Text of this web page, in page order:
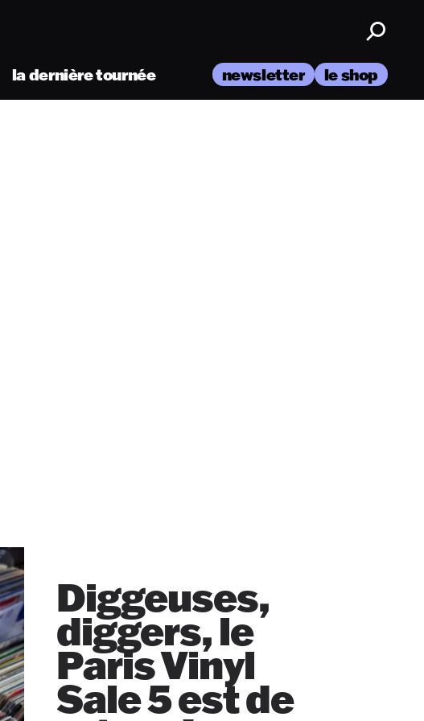
la dernière tournée newsletter le shop
Diggeuses,
diggers, le
Paris Vinyl
Sale 5 est de